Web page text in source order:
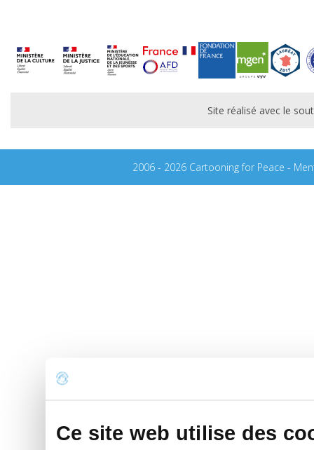
Ce site web utilise des
Site réalisé avec le
2006 - 2026 Cartooning for Peace -